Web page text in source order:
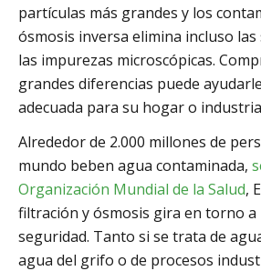
partículas más grandes y los
ósmosis inversa elimina incluso las
las impurezas microscópicas.
grandes diferencias puede
adecuada para su hogar o
Alrededor de 2.000 millones de
mundo beben agua contaminada,
Organización Mundial de la Salud,
filtración y ósmosis gira en torno a
seguridad. Tanto si se trata de
agua del grifo o de procesos